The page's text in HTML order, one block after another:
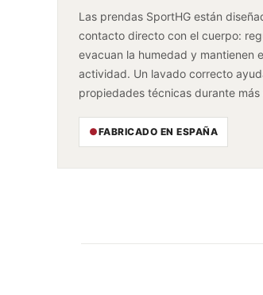
Las prendas SportHG están
contacto directo con el cuerpo:
evacuan la humedad y mantienen
actividad. Un lavado correcto
propiedades técnicas durante más
●FABRICADO EN ESPAÑA